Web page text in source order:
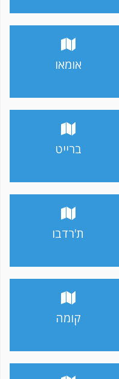
אומאו
ברייט
ת'רדבו
קומה